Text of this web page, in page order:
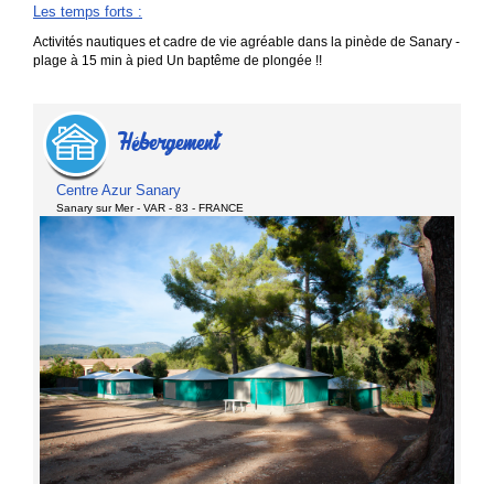
Les temps forts :
Activités nautiques et cadre de vie agréable dans la pinède de Sanary -
plage à 15 min à pied Un baptême de plongée !!
Hébergement
Centre Azur Sanary
Sanary sur Mer - VAR - 83 - FRANCE